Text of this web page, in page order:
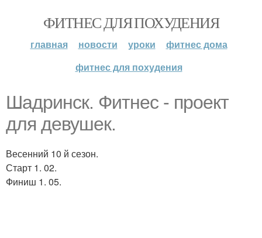
ФИТНЕС ДЛЯ ПОХУДЕНИЯ
главная новости уроки
фитнес дома
фитнес для похудения
Шадринск. Фитнес - проект
для девушек.
Весенний 10 й сезон.
Старт 1. 02.
Финиш 1. 05.